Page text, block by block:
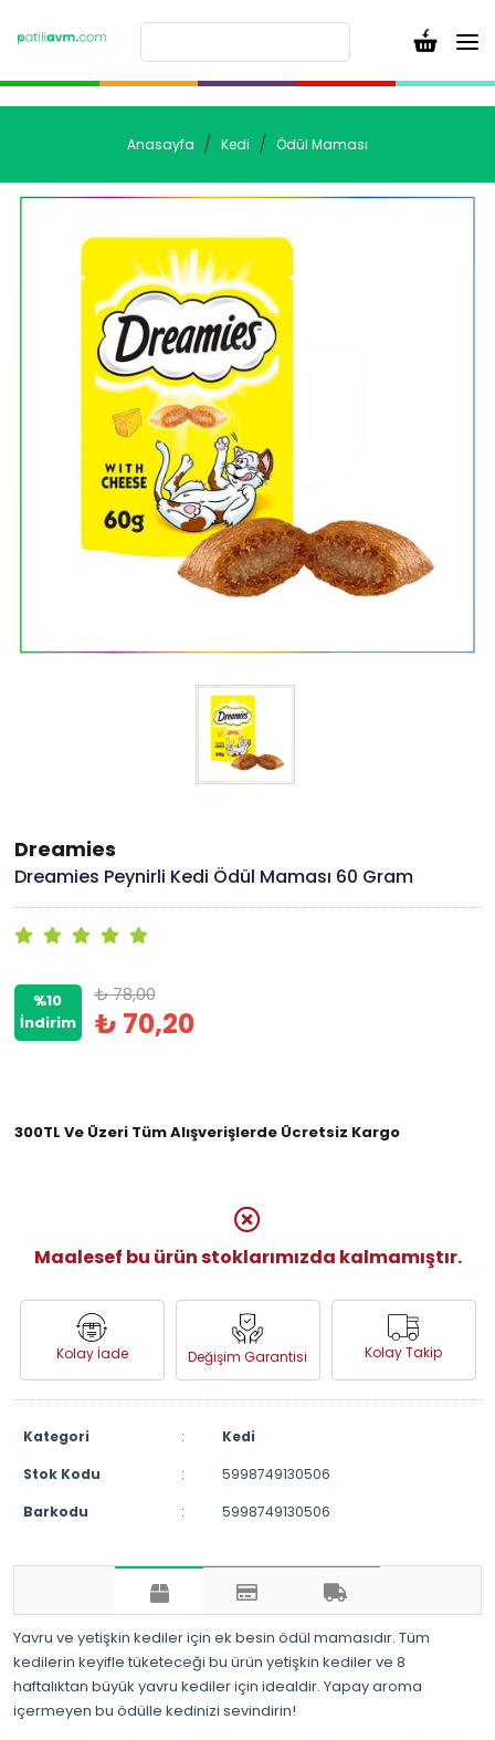
Anasayfa Kedi Ödül Maması
Dreamies
Dreamies Peynirli Kedi Ödül Maması 60 Gram
%10
İndirim
₺ 78,00
₺ 70,20
300TL Ve Üzeri Tüm Alışverişlerde Ücretsiz Kargo
Maalesef bu ürün stoklarımızda kalmamıştır.
Kolay İade Değişim Garantisi Kolay Takip
Kategori :
Kedi
Stok Kodu
:
5998749130506
Barkodu
: 5998749130506
Yavru ve yetişkin kediler için ek besin ödül mamasıdır. Tüm
kedilerin keyifle tüketeceği bu ürün yetişkin kediler ve 8
haftalıktan büyük yavru kediler için idealdir. Yapay aroma
içermeyen bu ödülle kedinizi sevindirin!